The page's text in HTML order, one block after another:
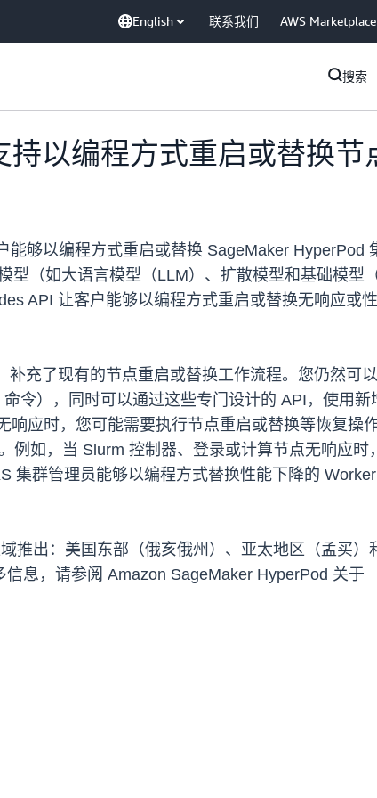
English 联系我们 AWS Marketplace
搜索
以编程方式重启或替换节
够以编程方式重启或替换 SageMaker HyperPod
（如大语言模型（LLM）、扩散模型和基础模型
API 让客户能够以编程方式重启或替换无响应或
充了现有的节点重启或替换工作流程。您仍然可
令），同时可以通过这些专门设计的 API，使用
应时，您可能需要执行节点重启或替换等恢复操
如，当 Slurm 控制器、登录或计算节点无响应时
集群管理员能够以编程方式替换性能下降的
出：美国东部（俄亥俄州）、亚太地区（孟买）
息，请参阅 Amazon SageMaker HyperPod 关于